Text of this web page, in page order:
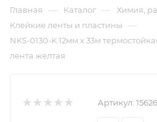
Главная — Каталог — Химия,
Клейкие ленты и пластины —
NKS-0130-K 12мм х 33м
лента желтая
Артикул: